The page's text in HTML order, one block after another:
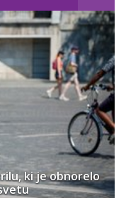
ki je obnorelo